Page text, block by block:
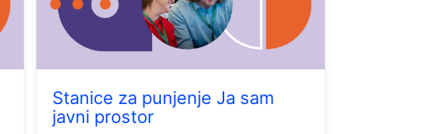
Stanice za punjenje Ja sam
javni prostor